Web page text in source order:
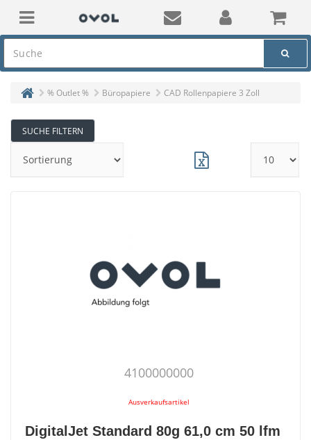
% Outlet % Büropapiere CAD Rollenpapiere 3 Zoll
SUCHE FILTERN
4100000000
Ausverkaufsartikel
DigitalJet Standard 80g 61,0 cm 50 lfm